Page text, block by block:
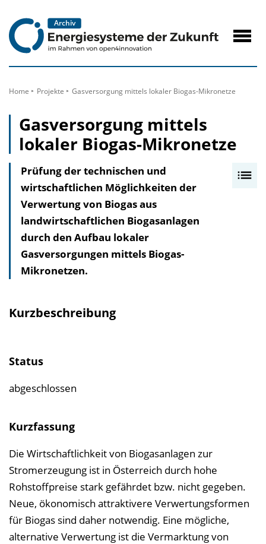
Inhalt
Home Projekte Gasversorgung mittels lokaler Biogas-Mikronetze
Gasversorgung mittels
lokaler Biogas-Mikronetze
i
n
Prüfung der technischen und
wirtschaftlichen Möglichkeiten der
Verwertung von Biogas aus
landwirtschaftlichen Biogasanlagen
durch den Aufbau lokaler
Gasversorgungen mittels Biogas-
Mikronetzen.
Kurzbeschreibung
Status
abgeschlossen
Kurzfassung
Die Wirtschaftlichkeit von Biogasanlagen zur
Stromerzeugung ist in Österreich durch hohe
Rohstoffpreise stark gefährdet bzw. nicht gegeben.
Neue, ökonomisch attraktivere Verwertungsformen
für Biogas sind daher notwendig. Eine mögliche,
alternative Verwertung ist die Vermarktung von